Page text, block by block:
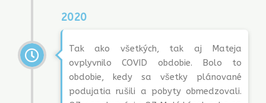
2020
Tak ako všetkých, tak aj Mateja
ovplyvnilo COVID obdobie. Bolo to
obdobie, kedy sa všetky plánované
podujatia rušili a pobyty obmedzovali.